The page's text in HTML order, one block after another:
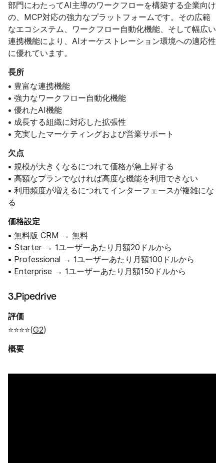
部門にわたってAI主導のワークフローを構築する企業向け
の、MCP対応の強力なプラットフォームです。その広範
なエコシステム、ワークフロー自動化機能、そして幅広い
連携機能により、AIオーケストレーション環境への適応性
に優れています。
長所
• 豊富な連携機能
• 強力なワークフロー自動化機能
• 優れたAI機能
• 成長する組織に対応した拡張性
• 充実したマーケティングおよび営業サポート
欠点
• 規模が大きくなるにつれて価格が急上昇する
• 高額なプランでなければ高度な機能を利用できない
• 利用頻度が増えるにつれてインターフェースが複雑にな
る
価格設定
• 無料版 CRM → 無料
• Starter → 1ユーザーあたり月額20ドルから
• Professional → 1ユーザーあたり月額100ドルから
• Enterprise → 1ユーザーあたり月額150ドルから
3.Pipedrive
評価
⭐⭐⭐⭐(G2)
概要